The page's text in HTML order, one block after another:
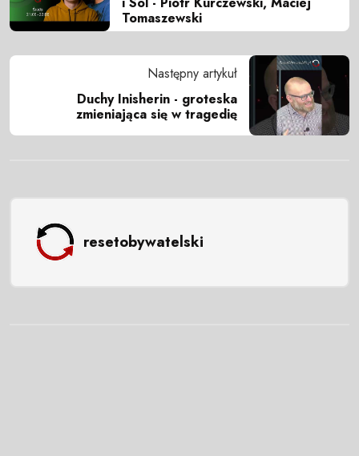
Tomaszewski
Następny artykuł
Duchy Inisherin - groteska
zmieniająca się w tragedię
resetobywatelski